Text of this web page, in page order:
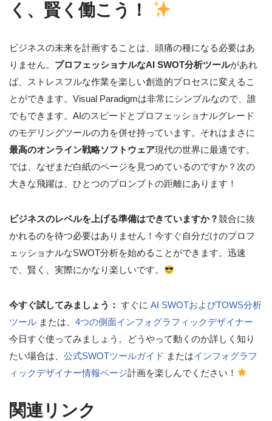
く、賢く働こう！
ビジネスの未来を計画することは、頭痛の種になる必要はあ
りません。 プロフェッショナルなAI SWOT分析ツールがあれ
ば、ストレスフルな作業を楽しい創造的プロセスに変えるこ
とができます。Visual Paradigmは非常にシンプルなので、誰
でもできます。AIのスピードとプロフェッショナルグレード
のモデリングツールの力を併せ持っています。それはまさに
最高のオンライン戦略ソフトウェア現代の世界に最適です。
では、なぜまだ白紙のページを見つめているのですか？次の
大きな飛躍は、ひとつのプロンプトの距離にあります！
ビジネスのレベルを上げる準備はできていますか？競合に抜
かれるのを待つ必要はありません！今すぐ自分だけのプロフ
ェッショナルなSWOT分析を始めることができます。迅速
で、賢く、実際にかなり楽しいです。
今すぐ試してみましょう： すぐに AI SWOTおよびTOWS分析
ツール または、 4つの側面インフォグラフィックデザイナー
今日すぐ使ってみましょう。どうやって動くのか詳しく知り
たい場合は、 公式SWOTツールガイド またはインフォグラフ
ィックデザイナー情報ページ計画を楽しんでください！
関連リンク